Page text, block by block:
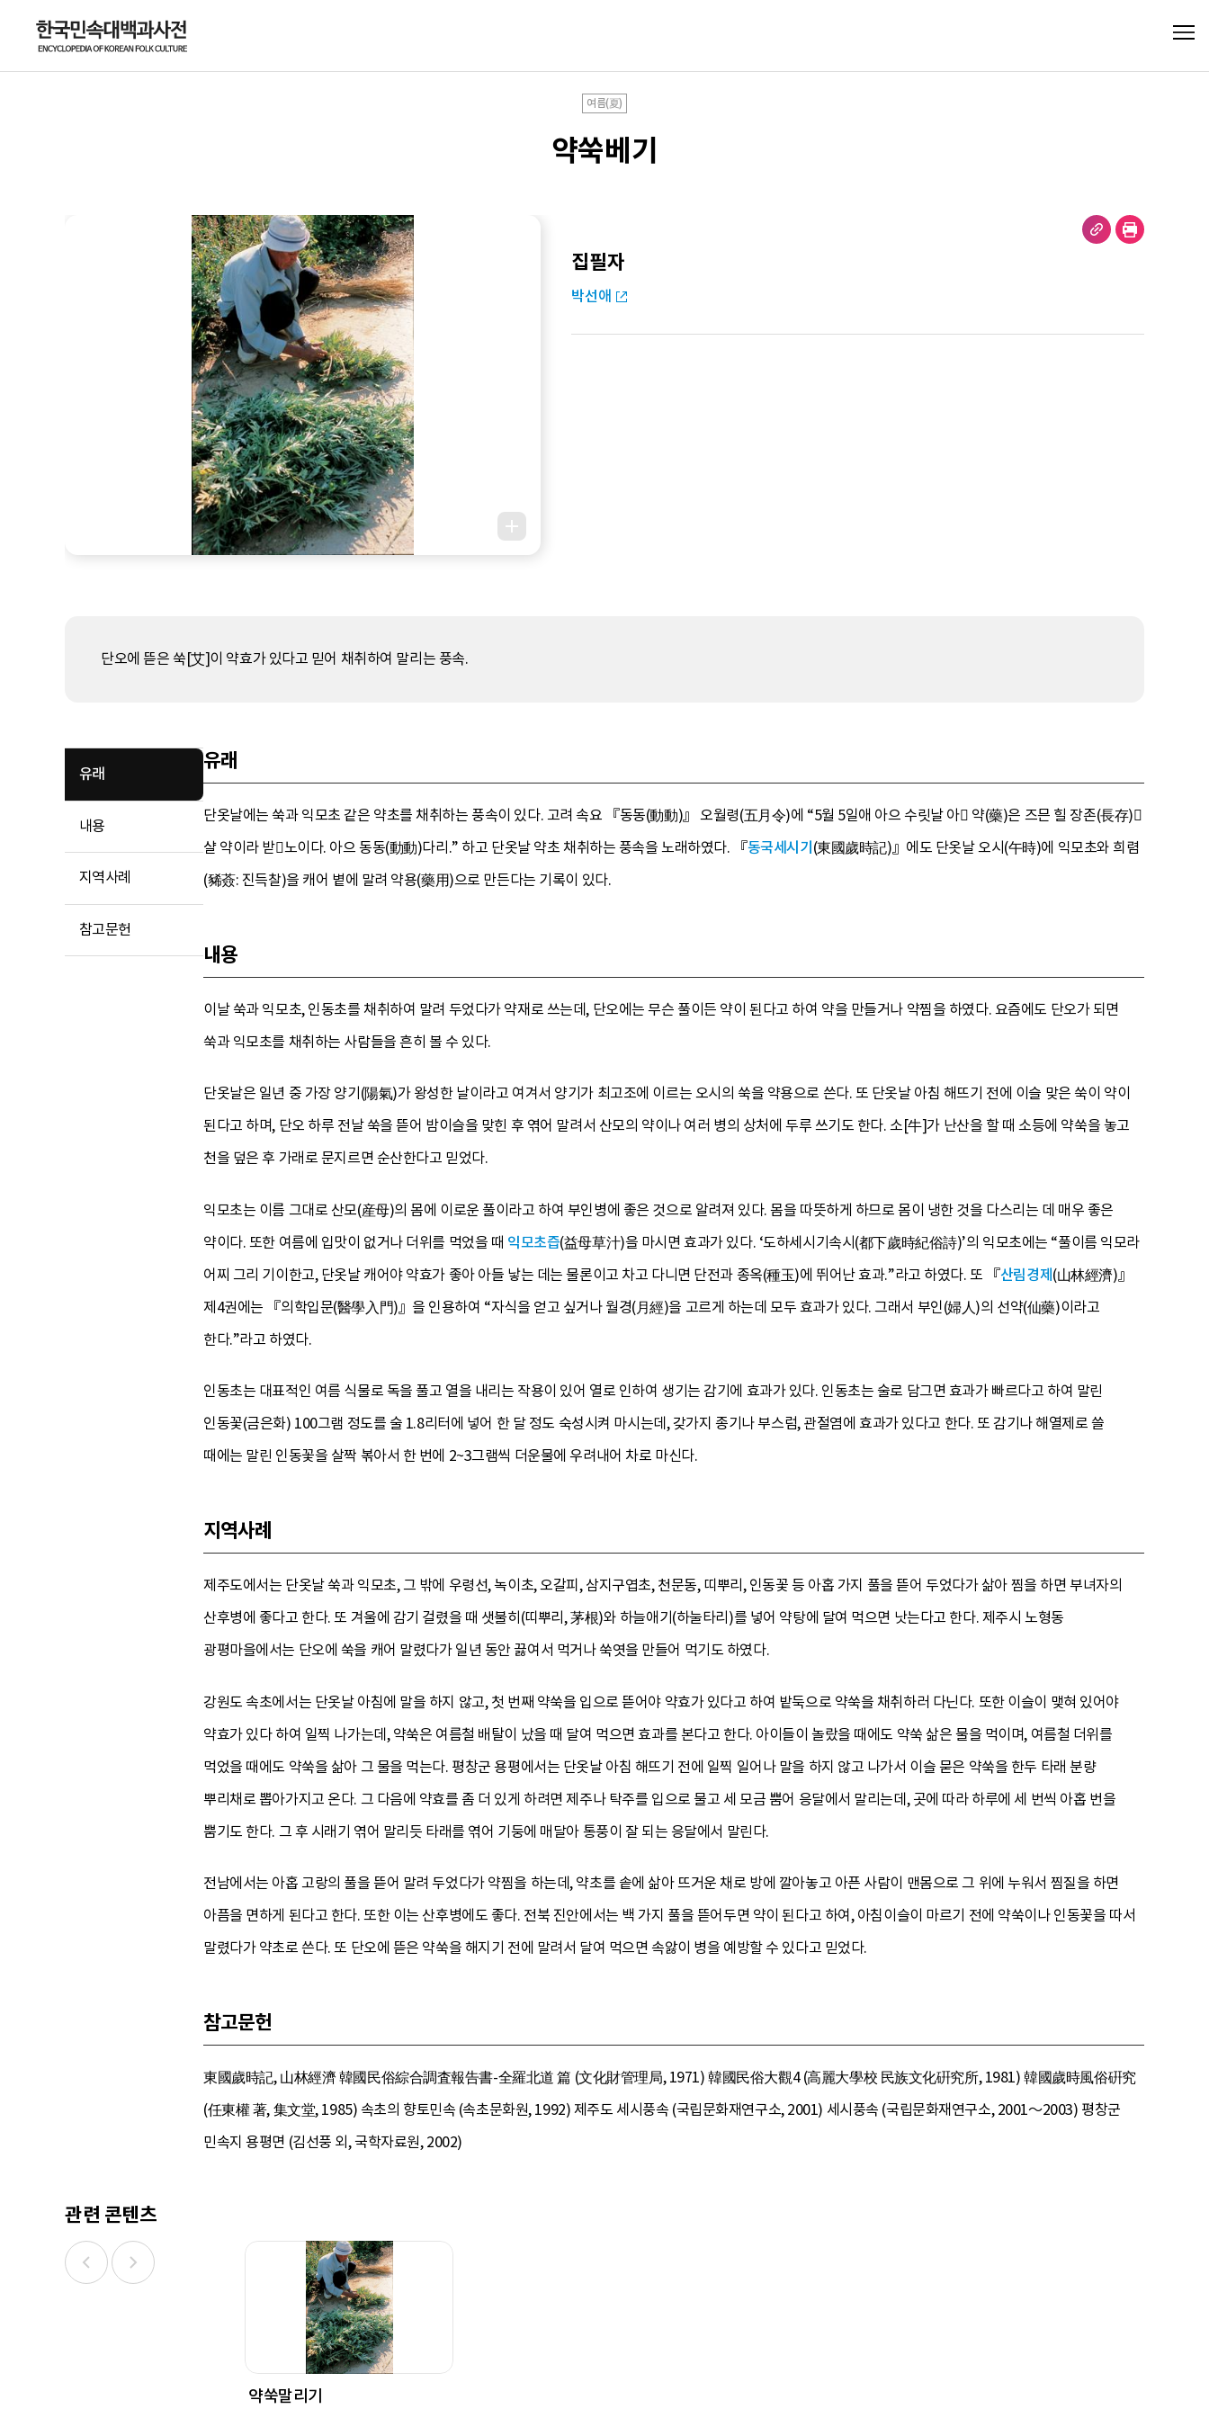
여름(夏)
약쑥베기
집필자
박선애
단오에 뜯은 쑥[艾]이 약효가 있다고 믿어 채취하여 말리는 풍속.
유래
내용
지역사례
참고문헌
유래
단옷날에는 쑥과 익모초 같은 약초를 채취하는 풍속이 있다. 고려 속요 『동동(動動)』 오월령(五月令)에 “5월 5일애 아으 수릿날 아 약(藥)은 즈믄 힐 장존(長存)
샬 약이라 받노이다. 아으 동동(動動)다리.” 하고 단옷날 약초 채취하는 풍속을 노래하였다. 『동국세시기(東國歲時記)』에도 단옷날 오시(午時)에 익모초와 희렴
(豨薟: 진득찰)을 캐어 볕에 말려 약용(藥用)으로 만든다는 기록이 있다.
내용
이날 쑥과 익모초, 인동초를 채취하여 말려 두었다가 약재로 쓰는데, 단오에는 무슨 풀이든 약이 된다고 하여 약을 만들거나 약찜을 하였다. 요즘에도 단오가 되면
쑥과 익모초를 채취하는 사람들을 흔히 볼 수 있다.
단옷날은 일년 중 가장 양기(陽氣)가 왕성한 날이라고 여겨서 양기가 최고조에 이르는 오시의 쑥을 약용으로 쓴다. 또 단옷날 아침 해뜨기 전에 이슬 맞은 쑥이 약이
된다고 하며, 단오 하루 전날 쑥을 뜯어 밤이슬을 맞힌 후 엮어 말려서 산모의 약이나 여러 병의 상처에 두루 쓰기도 한다. 소[牛]가 난산을 할 때 소등에 약쑥을 놓고
천을 덮은 후 가래로 문지르면 순산한다고 믿었다.
익모초는 이름 그대로 산모(産母)의 몸에 이로운 풀이라고 하여 부인병에 좋은 것으로 알려져 있다. 몸을 따뜻하게 하므로 몸이 냉한 것을 다스리는 데 매우 좋은
약이다. 또한 여름에 입맛이 없거나 더위를 먹었을 때 익모초즙(益母草汁)을 마시면 효과가 있다. ‘도하세시기속시(都下歲時紀俗詩)’의 익모초에는 “풀이름 익모라
어찌 그리 기이한고, 단옷날 캐어야 약효가 좋아 아들 낳는 데는 물론이고 차고 다니면 단전과 종옥(種玉)에 뛰어난 효과.”라고 하였다. 또 『산림경제(山林經濟)』
제4권에는 『의학입문(醫學入門)』을 인용하여 “자식을 얻고 싶거나 월경(月經)을 고르게 하는데 모두 효과가 있다. 그래서 부인(婦人)의 선약(仙藥)이라고
한다.”라고 하였다.
인동초는 대표적인 여름 식물로 독을 풀고 열을 내리는 작용이 있어 열로 인하여 생기는 감기에 효과가 있다. 인동초는 술로 담그면 효과가 빠르다고 하여 말린
인동꽃(금은화) 100그램 정도를 술 1.8리터에 넣어 한 달 정도 숙성시켜 마시는데, 갖가지 종기나 부스럼, 관절염에 효과가 있다고 한다. 또 감기나 해열제로 쓸
때에는 말린 인동꽃을 살짝 볶아서 한 번에 2~3그램씩 더운물에 우려내어 차로 마신다.
지역사례
제주도에서는 단옷날 쑥과 익모초, 그 밖에 우령선, 녹이초, 오갈피, 삼지구엽초, 천문동, 띠뿌리, 인동꽃 등 아홉 가지 풀을 뜯어 두었다가 삶아 찜을 하면 부녀자의
산후병에 좋다고 한다. 또 겨울에 감기 걸렸을 때 샛불히(띠뿌리, 茅根)와 하늘애기(하눌타리)를 넣어 약탕에 달여 먹으면 낫는다고 한다. 제주시 노형동
광평마을에서는 단오에 쑥을 캐어 말렸다가 일년 동안 끓여서 먹거나 쑥엿을 만들어 먹기도 하였다.
강원도 속초에서는 단옷날 아침에 말을 하지 않고, 첫 번째 약쑥을 입으로 뜯어야 약효가 있다고 하여 밭둑으로 약쑥을 채취하러 다닌다. 또한 이슬이 맺혀 있어야
약효가 있다 하여 일찍 나가는데, 약쑥은 여름철 배탈이 났을 때 달여 먹으면 효과를 본다고 한다. 아이들이 놀랐을 때에도 약쑥 삶은 물을 먹이며, 여름철 더위를
먹었을 때에도 약쑥을 삶아 그 물을 먹는다. 평창군 용평에서는 단옷날 아침 해뜨기 전에 일찍 일어나 말을 하지 않고 나가서 이슬 묻은 약쑥을 한두 타래 분량
뿌리채로 뽑아가지고 온다. 그 다음에 약효를 좀 더 있게 하려면 제주나 탁주를 입으로 물고 세 모금 뿜어 응달에서 말리는데, 곳에 따라 하루에 세 번씩 아홉 번을
뿜기도 한다. 그 후 시래기 엮어 말리듯 타래를 엮어 기둥에 매달아 통풍이 잘 되는 응달에서 말린다.
전남에서는 아홉 고랑의 풀을 뜯어 말려 두었다가 약찜을 하는데, 약초를 솥에 삶아 뜨거운 채로 방에 깔아놓고 아픈 사람이 맨몸으로 그 위에 누워서 찜질을 하면
아픔을 면하게 된다고 한다. 또한 이는 산후병에도 좋다. 전북 진안에서는 백 가지 풀을 뜯어두면 약이 된다고 하여, 아침이슬이 마르기 전에 약쑥이나 인동꽃을 따서
말렸다가 약초로 쓴다. 또 단오에 뜯은 약쑥을 해지기 전에 말려서 달여 먹으면 속앓이 병을 예방할 수 있다고 믿었다.
참고문헌
東國歲時記, 山林經濟 韓國民俗綜合調査報告書-全羅北道 篇 (文化財管理局, 1971) 韓國民俗大觀4 (高麗大學校 民族文化硏究所, 1981) 韓國歲時風俗硏究
(任東權 著, 集文堂, 1985) 속초의 향토민속 (속초문화원, 1992) 제주도 세시풍속 (국립문화재연구소, 2001) 세시풍속 (국립문화재연구소, 2001～2003) 평창군
민속지 용평면 (김선풍 외, 국학자료원, 2002)
관련 콘텐츠
약쑥말리기